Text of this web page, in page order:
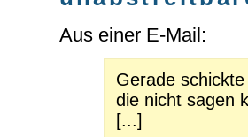
Aus einer E-Mail:
Gerade
die nicht sagen
[...]